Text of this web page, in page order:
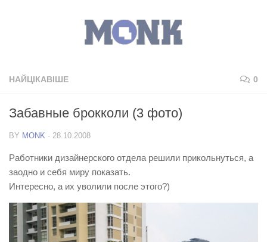
НАЙЦІКАВІШЕ 0
Забавные брокколи (3 фото)
BY MONK · 28.10.2008
Работники дизайнерского отдела решили прикольнуться, а
заодно и себя миру показать.
Интересно, а их уволили после этого?)